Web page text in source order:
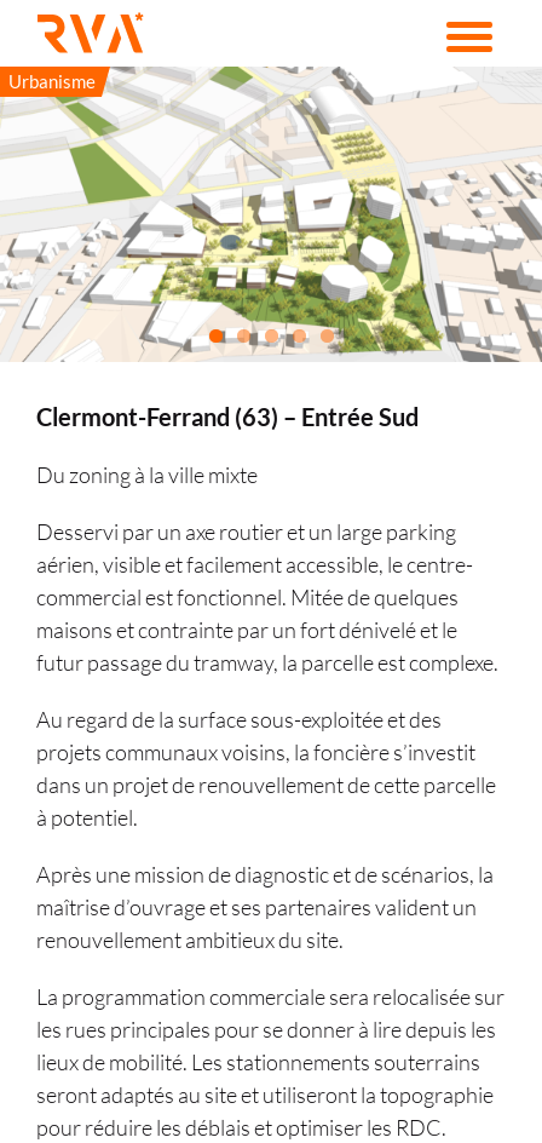
Passer
contenu
Urbanisme
Clermont-Ferrand (63) – Entrée Sud
Du zoning à la ville mixte
Desservi par un axe routier et un large parking
aérien, visible et facilement accessible, le centre-
commercial est fonctionnel. Mitée de quelques
maisons et contrainte par un fort dénivelé et le
futur passage du tramway, la parcelle est complexe.
Au regard de la surface sous-exploitée et des
projets communaux voisins, la foncière s’investit
dans un projet de renouvellement de cette parcelle
à potentiel.
Après une mission de diagnostic et de scénarios, la
maîtrise d’ouvrage et ses partenaires valident un
renouvellement ambitieux du site.
La programmation commerciale sera relocalisée sur
les rues principales pour se donner à lire depuis les
lieux de mobilité. Les stationnements souterrains
seront adaptés au site et utiliseront la topographie
pour réduire les déblais et optimiser les RDC.